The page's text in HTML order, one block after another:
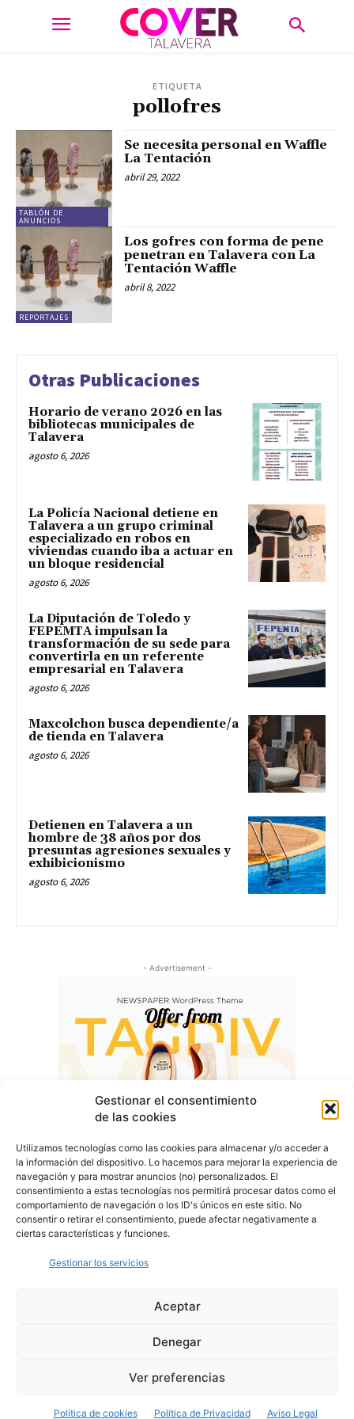
Gestionar el consentimiento
de las cookies
Utilizamos tecnologías como las cookies para almacenar y/o acceder a
la información del dispositivo. Lo hacemos para mejorar la experiencia de
navegación y para mostrar anuncios (no) personalizados. El
consentimiento a estas tecnologías nos permitirá procesar datos como el
comportamiento de navegación o los ID's únicos en este sitio. No
consentir o retirar el consentimiento, puede afectar negativamente a
ciertas características y funciones.
Gestionar los servicios
Aceptar
Denegar
Ver preferencias
Política de cookies Política de Privacidad Aviso Legal
ETIQUETA
pollofres
TABLÓN DE
ANUNCIOS
Se necesita personal en Waffle
La Tentación
abril 29, 2022
REPORTAJES
Los gofres con forma de pene
penetran en Talavera con La
Tentación Waffle
abril 8, 2022
Otras Publicaciones
Horario de verano 2026 en las
bibliotecas municipales de
Talavera
agosto 6, 2026
La Policía Nacional detiene en
Talavera a un grupo criminal
especializado en robos en
viviendas cuando iba a actuar en
un bloque residencial
agosto 6, 2026
La Diputación de Toledo y
FEPEMTA impulsan la
transformación de su sede para
convertirla en un referente
empresarial en Talavera
agosto 6, 2026
Maxcolchon busca dependiente/a
de tienda en Talavera
agosto 6, 2026
Detienen en Talavera a un
hombre de 38 años por dos
presuntas agresiones sexuales y
exhibicionismo
agosto 6, 2026
- Advertisement -